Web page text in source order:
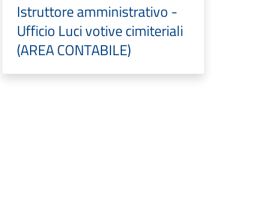
Istruttore amministrativo -
Ufficio Luci votive cimiteriali
(AREA CONTABILE)